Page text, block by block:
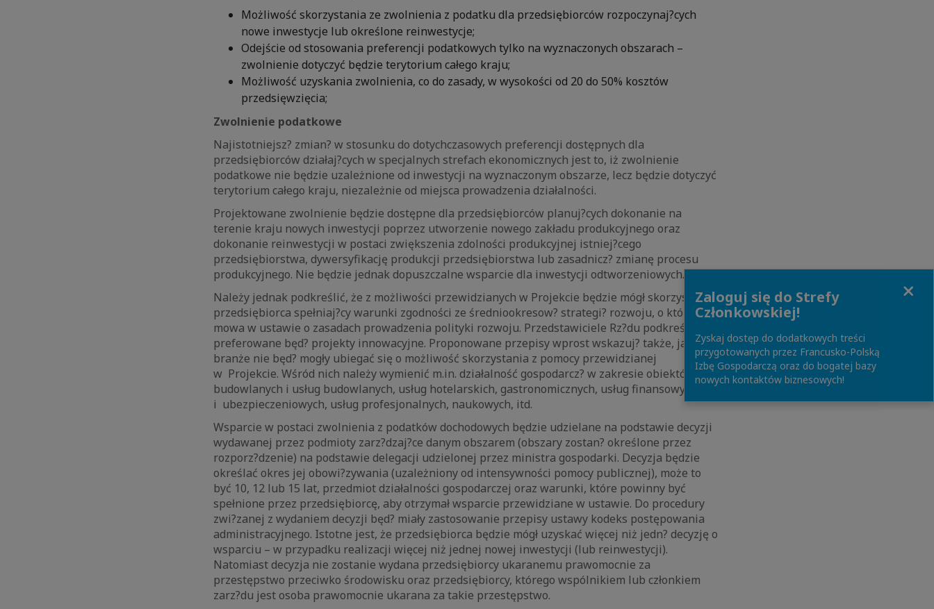
Możliwość skorzystania ze zwolnienia z podatku dla przedsiębiorców rozpoczynaj?cych
nowe inwestycje lub określone reinwestycje;
Odejście od stosowania preferencji podatkowych tylko na wyznaczonych obszarach –
zwolnienie dotyczyć będzie terytorium całego kraju;
Możliwość uzyskania zwolnienia, co do zasady, w wysokości od 20 do 50% kosztów
przedsięwzięcia;
Zwolnienie podatkowe
Najistotniejsz? zmian? w stosunku do dotychczasowych preferencji dostępnych dla
przedsiębiorców działaj?cych w specjalnych strefach ekonomicznych jest to, iż zwolnienie
podatkowe nie będzie uzależnione od inwestycji na wyznaczonym obszarze, lecz będzie dotyczyć
terytorium całego kraju, niezależnie od miejsca prowadzenia działalności.
Projektowane zwolnienie będzie dostępne dla przedsiębiorców planuj?cych dokonanie na
terenie kraju nowych inwestycji poprzez utworzenie nowego zakładu produkcyjnego oraz
dokonanie reinwestycji w postaci zwiększenia zdolności produkcyjnej istniej?cego
przedsiębiorstwa, dywersyfikację produkcji przedsiębiorstwa lub zasadnicz? zmianę procesu
produkcyjnego. Nie będzie jednak dopuszczalne wsparcie dla inwestycji odtworzeniowych.
Należy jednak podkreślić, że z możliwości przewidzianych w Projekcie będzie mógł skorzystać
przedsiębiorca spełniaj?cy warunki zgodności ze średniookresow? strategi? rozwoju, o której
mowa w ustawie o zasadach prowadzenia polityki rozwoju. Przedstawiciele Rz?du podkreślaj?, że
preferowane będ? projekty innowacyjne. Proponowane przepisy wprost wskazuj? także, jakie
branże nie będ? mogły ubiegać się o możliwość skorzystania z pomocy przewidzianej
w Projekcie. Wśród nich należy wymienić m.in. działalność gospodarcz? w zakresie obiektów
budowlanych i usług budowlanych, usług hotelarskich, gastronomicznych, usług finansowych
i ubezpieczeniowych, usług profesjonalnych, naukowych, itd.
Wsparcie w postaci zwolnienia z podatków dochodowych będzie udzielane na podstawie decyzji
wydawanej przez podmioty zarz?dzaj?ce danym obszarem (obszary zostan? określone przez
rozporz?dzenie) na podstawie delegacji udzielonej przez ministra gospodarki. Decyzja będzie
określać okres jej obowi?zywania (uzależniony od intensywności pomocy publicznej), może to
być 10, 12 lub 15 lat, przedmiot działalności gospodarczej oraz warunki, które powinny być
spełnione przez przedsiębiorcę, aby otrzymał wsparcie przewidziane w ustawie. Do procedury
zwi?zanej z wydaniem decyzji będ? miały zastosowanie przepisy ustawy kodeks postępowania
administracyjnego. Istotne jest, że przedsiębiorca będzie mógł uzyskać więcej niż jedn? decyzję o
wsparciu – w przypadku realizacji więcej niż jednej nowej inwestycji (lub reinwestycji).
Natomiast decyzja nie zostanie wydana przedsiębiorcy ukaranemu prawomocnie za
przestępstwo przeciwko środowisku oraz przedsiębiorcy, którego wspólnikiem lub członkiem
zarz?du jest osoba prawomocnie ukarana za takie przestępstwo.
Zaloguj się do Strefy
Członkowskiej!
Zyskaj dostęp do dodatkowych treści
przygotowanych przez Francusko-Polską
Izbę Gospodarczą oraz do bogatej bazy
nowych kontaktów biznesowych!